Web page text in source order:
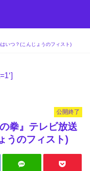
いつ？(こんじょうのフィスト)
‘]
公開終了
拳』テレビ放送
うのフィスト)